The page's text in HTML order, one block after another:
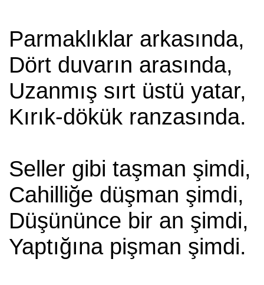
Parmaklıklar arkasında,
Dört duvarın arasında,
Uzanmış sırt üstü yatar,
Kırık-dökük ranzasında.
Seller gibi taşman şimdi,
Cahilliğe düşman şimdi,
Düşününce bir an şimdi,
Yaptığına pişman şimdi.